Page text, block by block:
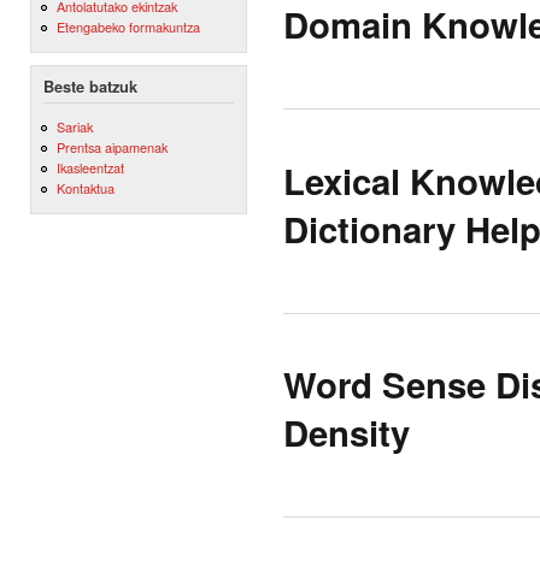
Antolatutako ekintzak
Etengabeko formakuntza
Beste batzuk
Sariak
Prentsa aipamenak
Ikasleentzat
Kontaktua
Domain
Lexical
Dictionary
Word Sense
Density